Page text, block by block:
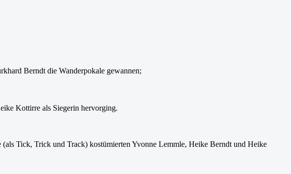
Berndt die Wanderpokale gewannen;
Kottirre als Siegerin hervorging.
(als Tick, Trick und Track) kostümierten Yvonne Lemmle, Heike Berndt und Heike